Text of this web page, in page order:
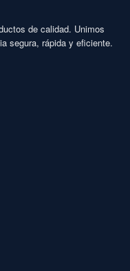
de calidad. Unimos
segura, rápida y eficiente.